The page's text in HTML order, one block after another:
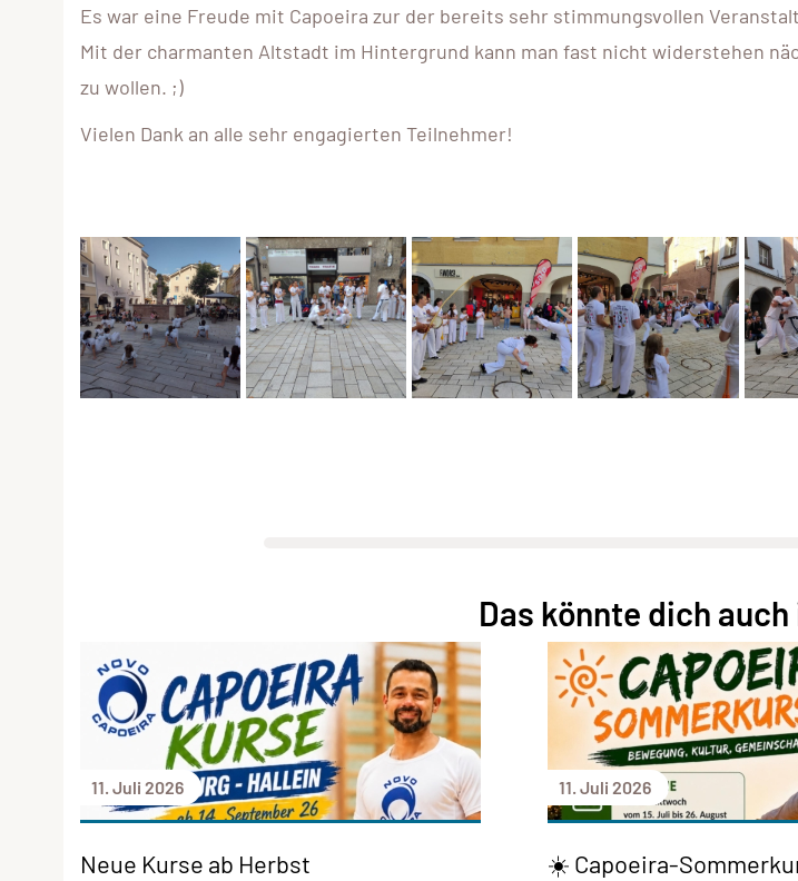
Es war eine Freude mit Capoeira zur der bereits sehr stimmungsvollen
Mit der charmanten Altstadt im Hintergrund kann man fast nicht widerstehen
zu wollen. ;)
Vielen Dank an alle sehr engagierten Teilnehmer!
Das könnte dich
11. Juli 2026
Neue Kurse ab Herbst
11. Juli 2026
☀️ Capoeira-